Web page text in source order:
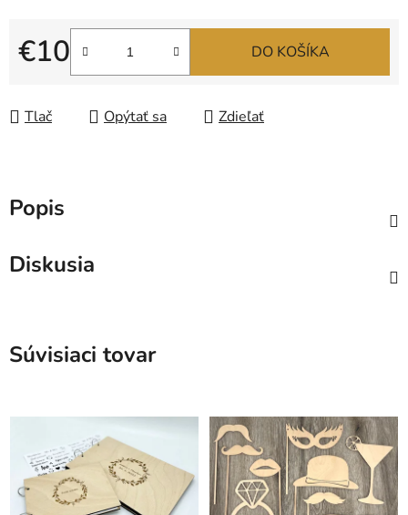
€10
Jednotková cena:
DO KOŠÍKA
Tlač Opýtať sa Zdieľať
Popis
Diskusia
Súvisiaci tovar